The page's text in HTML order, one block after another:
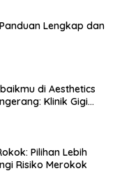
Lengkap dan
di Aesthetics
Klinik Gigi
Pilihan Lebih
Risiko Merokok